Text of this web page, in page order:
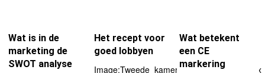
Wat is in de
marketing de
SWOT analyse
Het recept voor
goed lobbyen
Image:Tweede_kamer.jpg|right|thumb|130px
Wat betekent
een CE
markering